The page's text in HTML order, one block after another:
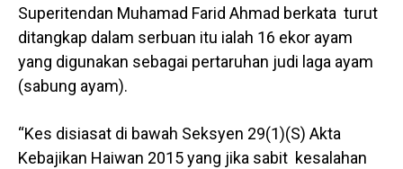
Superitendan Muhamad Farid Ahmad berkata turut
ditangkap dalam serbuan itu ialah 16 ekor ayam
yang digunakan sebagai pertaruhan judi laga ayam
(sabung ayam).
“Kes disiasat di bawah Seksyen 29(1)(S) Akta
Kebajikan Haiwan 2015 yang jika sabit kesalahan